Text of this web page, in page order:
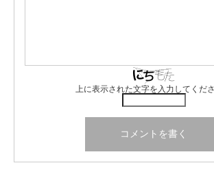
上に表示された文字を入力してくださ